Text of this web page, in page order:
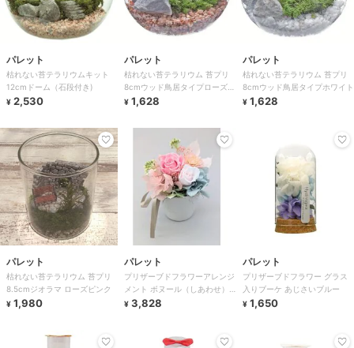
パレット
枯れない苔テラリウムキット
12cmドーム（石段付き)
¥ 2,530
パレット
枯れない苔テラリウム 苔プリ
8cmウッド鳥居タイプローズピ
ンク
¥ 1,628
パレット
枯れない苔テラリウム 苔プリ
8cmウッド鳥居タイプホワイト
¥ 1,628
パレット
枯れない苔テラリウム 苔プリ
8.5cmジオラマ ローズピンク
¥ 1,980
パレット
プリザーブドフラワーアレンジ
メント ボヌール（しあわせ）
ピンク
¥ 3,828
パレット
プリザーブドフラワー グラス
入りブーケ あじさいブルー
¥ 1,650